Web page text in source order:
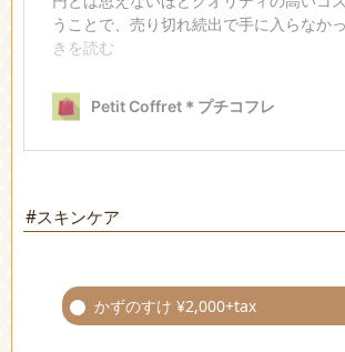
#スキンケア
かずのすけ ¥2,000+tax